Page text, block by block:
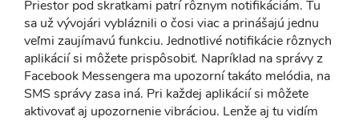
Priestor pod skratkami patrí rôznym notifikáciám. Tu
sa už vývojári vybláznili o čosi viac a prinášajú jednu
veľmi zaujímavú funkciu. Jednotlivé notifikácie rôznych
aplikácií si môžete prispôsobiť. Napríklad na správy z
Facebook Messengera ma upozorní takáto melódia, na
SMS správy zasa iná. Pri každej aplikácií si môžete
aktivovať aj upozornenie vibráciou. Lenže aj tu vidím